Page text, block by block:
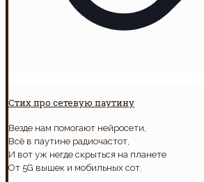
Стих про сетевую паутину
Везде нам помогают нейросети,
Всё в паутине радиочастот,
И вот уж негде скрыться на планете
От 5G вышек и мобильных сот.